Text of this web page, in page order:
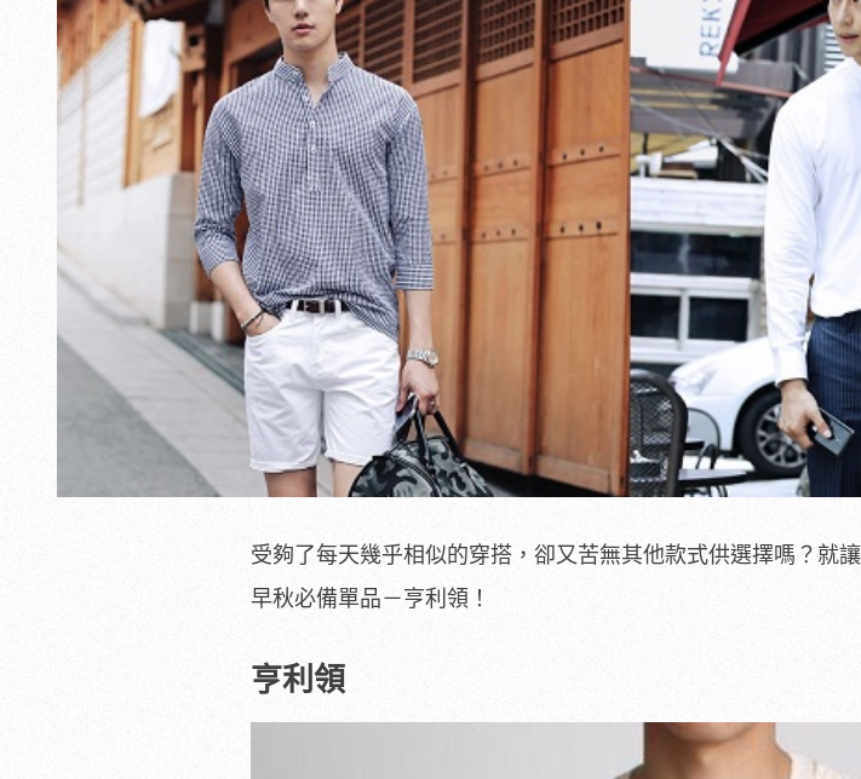
受夠了每天幾乎相似的穿搭，卻又苦無其他款式供選擇嗎？就
早秋必備單品－亨利領！
亨利領